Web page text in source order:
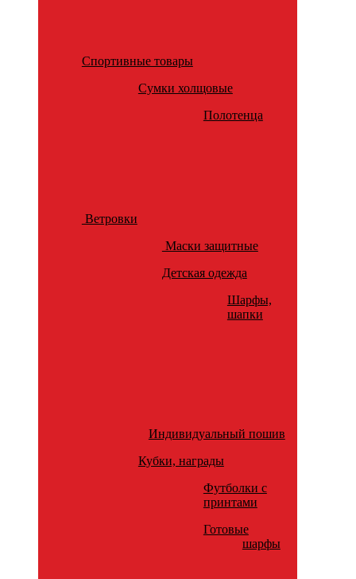
Спортивные товары
Сумки холщовые
Полотенца
Ветровки
Маски защитные
Детская одежда
Шарфы,
шапки
Индивидуальный пошив
Кубки, награды
Футболки с
принтами
Готовые
шарфы